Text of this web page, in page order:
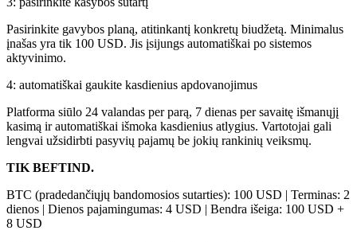
Pasirinkite gavybos planą, atitinkantį konkretų biudžetą. Minimalus
įnašas yra tik 100 USD. Jis įsijungs automatiškai po sistemos
aktyvinimo.
4: automatiškai gaukite kasdienius apdovanojimus
Platforma siūlo 24 valandas per parą, 7 dienas per savaitę išmanųjį
kasimą ir automatiškai išmoka kasdienius atlygius. Vartotojai gali
lengvai užsidirbti pasyvių pajamų be jokių rankinių veiksmų.
TIK BEFTIND.
BTC (pradedančiųjų bandomosios sutarties): 100 USD | Terminas: 2
dienos | Dienos pajamingumas: 4 USD | Bendra išeiga: 100 USD +
8 USD